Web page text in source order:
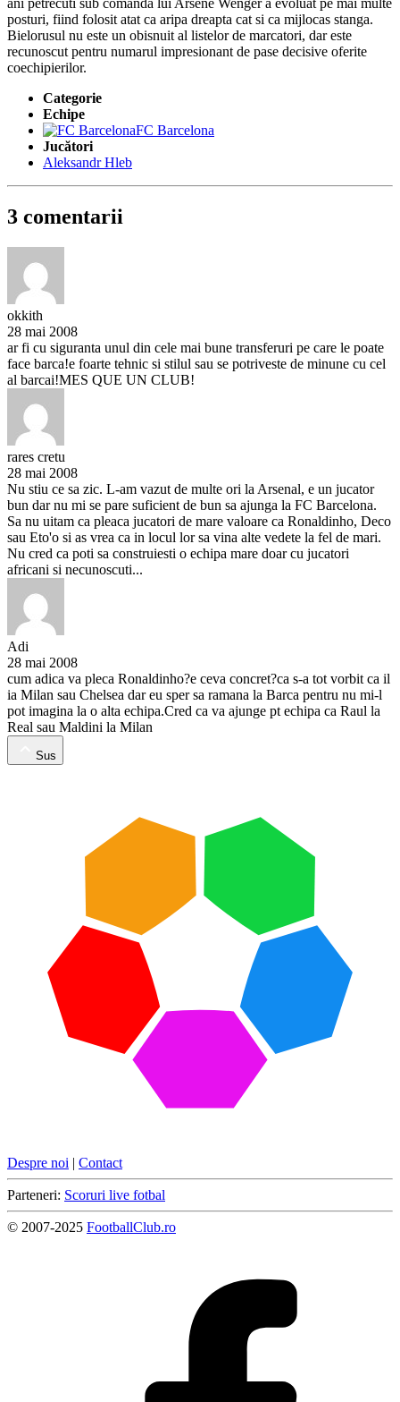
posturi, fiind folosit atat ca aripa dreapta cat si ca mijlocas stanga.
Bielorusul nu este un obisnuit al listelor de marcatori, dar este
recunoscut pentru numarul impresionant de pase decisive oferite
coechipierilor.
Categorie
Echipe
FC Barcelona
Jucători
Aleksandr Hleb
3 comentarii
okkith
28 mai 2008
ar fi cu siguranta unul din cele mai bune transferuri pe care le poate
face barca!e foarte tehnic si stilul sau se potriveste de minune cu cel
al barcai!MES QUE UN CLUB!
rares cretu
28 mai 2008
Nu stiu ce sa zic. L-am vazut de multe ori la Arsenal, e un jucator
bun dar nu mi se pare suficient de bun sa ajunga la FC Barcelona.
Sa nu uitam ca pleaca jucatori de mare valoare ca Ronaldinho, Deco
sau Eto'o si as vrea ca in locul lor sa vina alte vedete la fel de mari.
Nu cred ca poti sa construiesti o echipa mare doar cu jucatori
africani si necunoscuti...
Adi
28 mai 2008
cum adica va pleca Ronaldinho?e ceva concret?ca s-a tot vorbit ca il
ia Milan sau Chelsea dar eu sper sa ramana la Barca pentru nu mi-l
pot imagina la o alta echipa.Cred ca va ajunge pt echipa ca Raul la
Real sau Maldini la Milan
Sus
Despre noi | Contact
Parteneri: Scoruri live fotbal
© 2007-2025 FootballClub.ro